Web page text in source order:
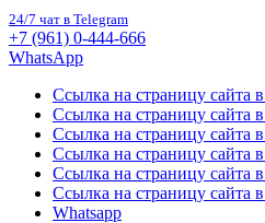
24/7 чат в Telegram
+7 (961) 0-444-666
WhatsApp
Ссылка на страницу сайта
Ссылка на страницу сайта
Ссылка на страницу сайта
Ссылка на страницу сайта
Ссылка на страницу
Ссылка на страницу сайта
Whatsapp